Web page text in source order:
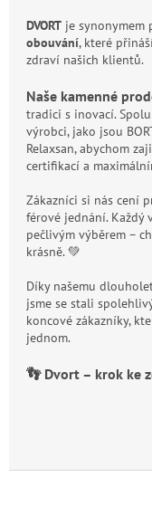
DVORT je synonymem
obouvání, které
zdraví našich klientů.
Naše kamenné
tradici s inovací.
výrobci, jako jsou
Relaxsan, abychom
certifikací a
Zákazníci si nás cení
férové jednání. Každý
pečlivým výběrem –
krásně. 💚
Díky našemu
jsme se stali
koncové zákazníky,
jednom.
👣 Dvort – krok ke